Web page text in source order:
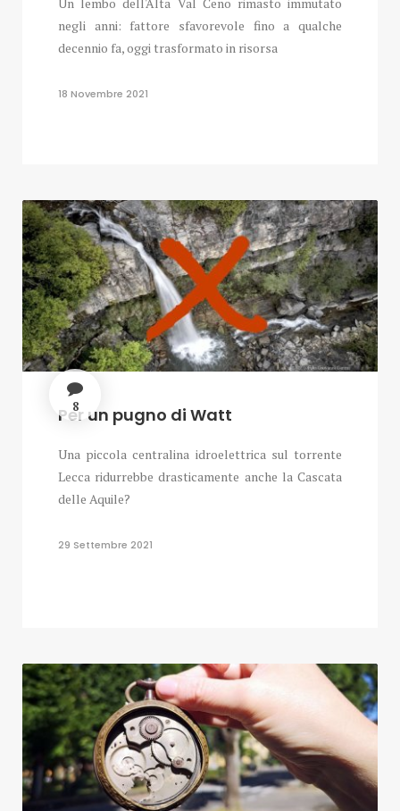
negli anni: fattore sfavorevole fino a qualche
decennio fa, oggi trasformato in risorsa
18 Novembre 2021
8
Per un pugno di Watt
Una piccola centralina idroelettrica sul torrente
Lecca ridurrebbe drasticamente anche la Cascata
delle Aquile?
29 Settembre 2021